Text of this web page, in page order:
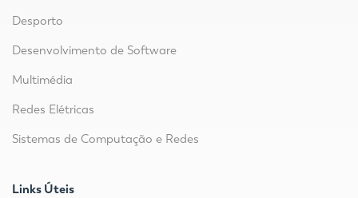
Desporto
Desenvolvimento de Software
Multimédia
Redes Elétricas
Sistemas de Computação e Redes
Links Úteis